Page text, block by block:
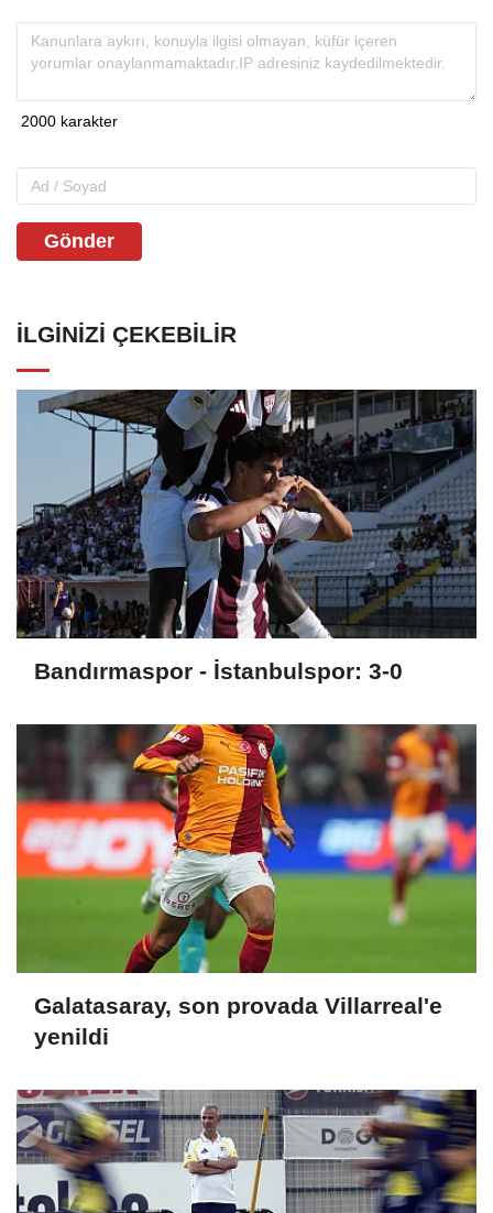
Gönder
İLGINIZI ÇEKEBILIR
Bandırmaspor - İstanbulspor: 3-0
Galatasaray, son provada Villarreal'e
yenildi